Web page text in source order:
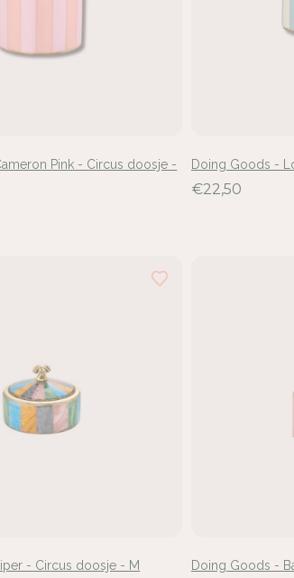
Pink - Circus doosje -
Doing Goods -
€22,50
- Circus doosje - M Doing Goods -